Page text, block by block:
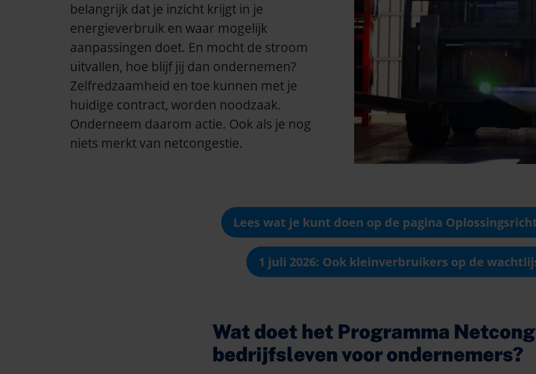
belangrijk dat je inzicht krijgt in je
energieverbruik en waar mogelijk
aanpassingen doet. En mocht de stroom
uitvallen, hoe blijf jij dan ondernemen?
Zelfredzaamheid en toe kunnen met je
huidige contract, worden noodzaak.
Onderneem daarom actie. Ook als je nog
niets merkt van netcongestie.
Lees wat je kunt doen op de pagina
1 juli 2026: Ook kleinverbruikers op de
Wat doet het Programma
bedrijfsleven voor ondernemers?